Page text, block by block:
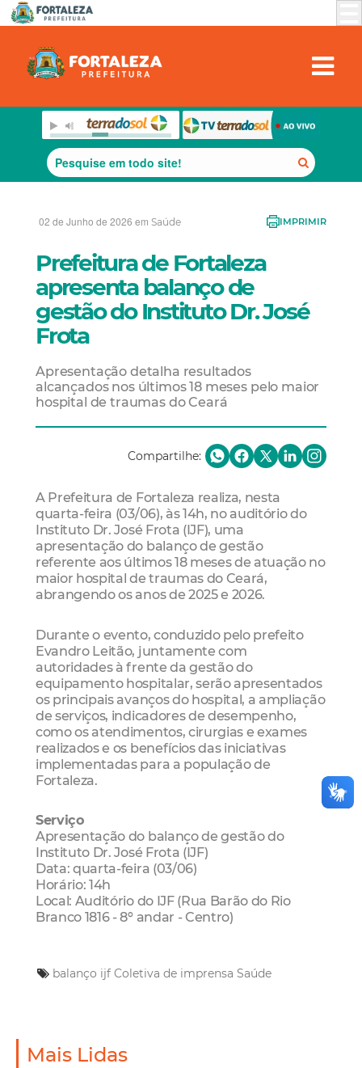
02 de Junho de 2026 em Saúde IMPRIMIR
Prefeitura de Fortaleza
apresenta balanço de
gestão do Instituto Dr. José
Frota
Apresentação detalha resultados
alcançados nos últimos 18 meses pelo maior
hospital de traumas do Ceará
Compartilhe:
A Prefeitura de Fortaleza realiza, nesta
quarta-feira (03/06), às 14h, no auditório do
Instituto Dr. José Frota (IJF), uma
apresentação do balanço de gestão
referente aos últimos 18 meses de atuação no
maior hospital de traumas do Ceará,
abrangendo os anos de 2025 e 2026.
Durante o evento, conduzido pelo prefeito
Evandro Leitão, juntamente com
autoridades à frente da gestão do
equipamento hospitalar, serão apresentados
os principais avanços do hospital, a ampliação
de serviços, indicadores de desempenho,
como os atendimentos, cirurgias e exames
realizados e os benefícios das iniciativas
implementadas para a população de
Fortaleza.
Serviço
Apresentação do balanço de gestão do
Instituto Dr. José Frota (IJF)
Data: quarta-feira (03/06)
Horário: 14h
Local: Auditório do IJF (Rua Barão do Rio
Branco 1816 - 8º andar - Centro)
balanço ijf Coletiva de imprensa Saúde
Mais Lidas